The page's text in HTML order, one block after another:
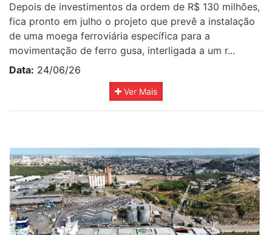
Depois de investimentos da ordem de R$ 130 milhões,
fica pronto em julho o projeto que prevê a instalação
de uma moega ferroviária específica para a
movimentação de ferro gusa, interligada a um r...
Data: 24/06/26
Ver Mais